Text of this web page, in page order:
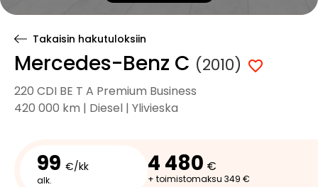
Takaisin hakutuloksiin
Mercedes-Benz C (2010)
220 CDI BE T A Premium Business
420 000 km | Diesel | Ylivieska
99 €/kk
alk.
4 480 €
+ toimistomaksu 349 €